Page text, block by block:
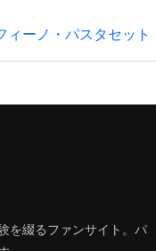
ィーノ・パスタセット
を綴るファンサイト。パ